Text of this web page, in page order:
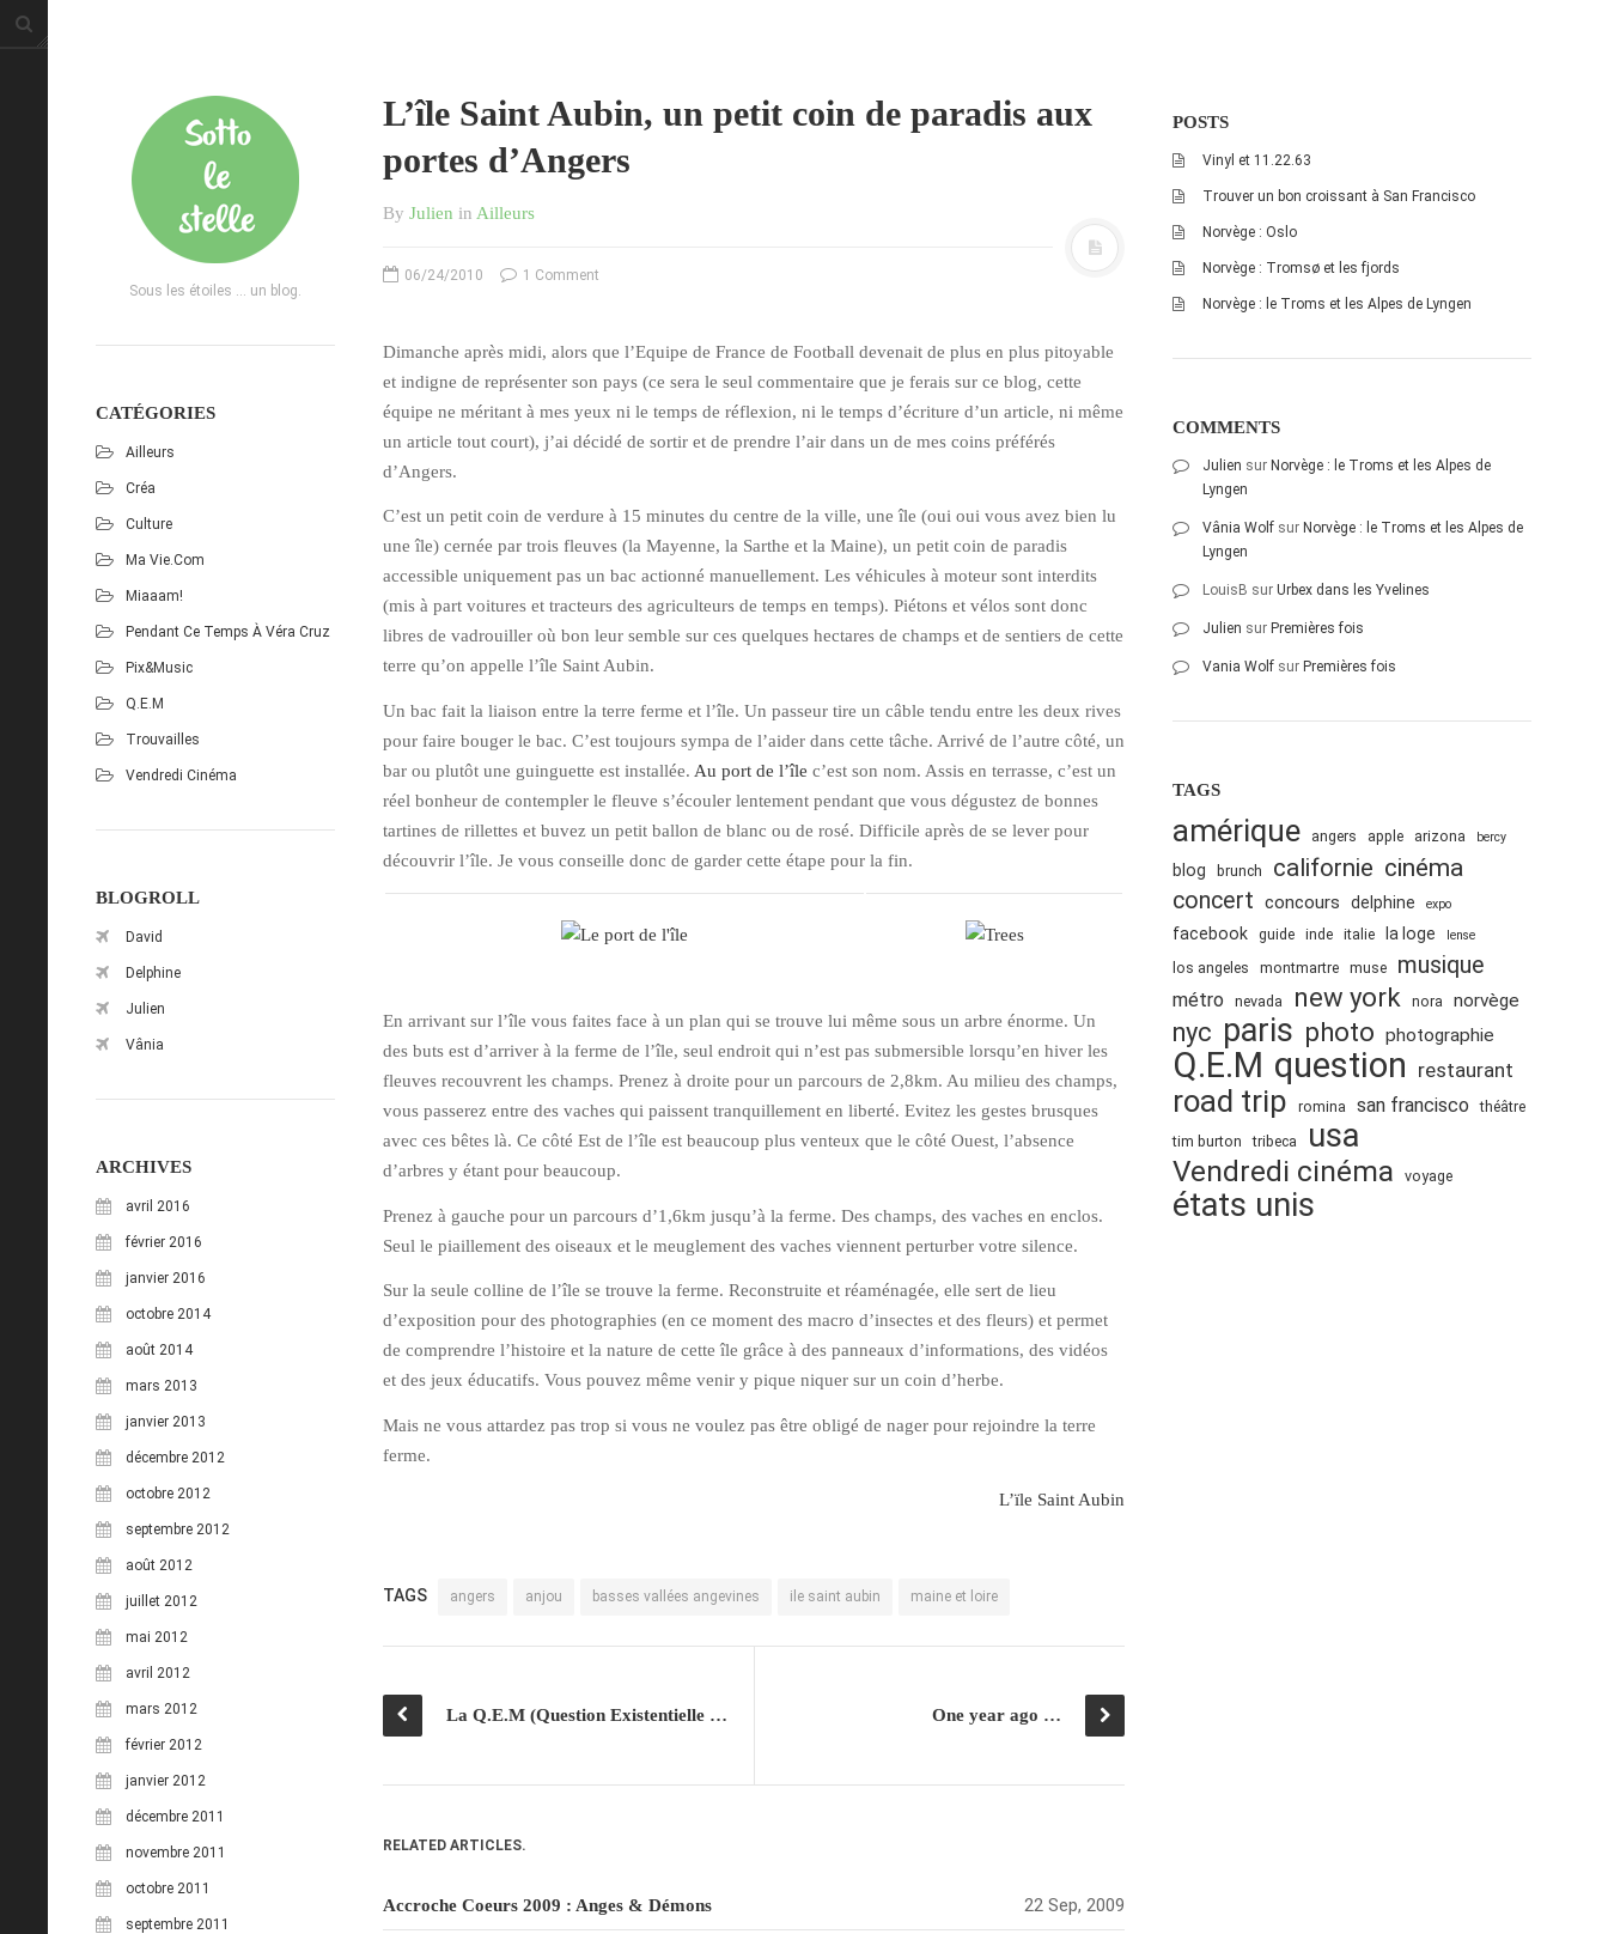
Sous les étoiles ... un blog.
CATÉGORIES
Ailleurs
Créa
Culture
Ma Vie.com
Miaaam!
Pendant Ce Temps À Véra Cruz
Pix&Music
Q.E.M
Trouvailles
Vendredi Cinéma
BLOGROLL
David
Delphine
Julien
Vânia
ARCHIVES
avril 2016
février 2016
janvier 2016
octobre 2014
août 2014
mars 2013
janvier 2013
décembre 2012
octobre 2012
septembre 2012
août 2012
juillet 2012
mai 2012
avril 2012
mars 2012
février 2012
janvier 2012
décembre 2011
novembre 2011
octobre 2011
septembre 2011
L’île Saint Aubin, un petit coin de paradis aux
portes d’Angers
By Julien in Ailleurs
06/24/2010 1 Comment
Dimanche après midi, alors que l’Equipe de France de Football devenait de plus en plus pitoyable
et indigne de représenter son pays (ce sera le seul commentaire que je ferais sur ce blog, cette
équipe ne méritant à mes yeux ni le temps de réflexion, ni le temps d’écriture d’un article, ni même
un article tout court), j’ai décidé de sortir et de prendre l’air dans un de mes coins préférés
d’Angers.
C’est un petit coin de verdure à 15 minutes du centre de la ville, une île (oui oui vous avez bien lu
une île) cernée par trois fleuves (la Mayenne, la Sarthe et la Maine), un petit coin de paradis
accessible uniquement pas un bac actionné manuellement. Les véhicules à moteur sont interdits
(mis à part voitures et tracteurs des agriculteurs de temps en temps). Piétons et vélos sont donc
libres de vadrouiller où bon leur semble sur ces quelques hectares de champs et de sentiers de cette
terre qu’on appelle l’île Saint Aubin.
Un bac fait la liaison entre la terre ferme et l’île. Un passeur tire un câble tendu entre les deux rives
pour faire bouger le bac. C’est toujours sympa de l’aider dans cette tâche. Arrivé de l’autre côté, un
bar ou plutôt une guinguette est installée. Au port de l’île c’est son nom. Assis en terrasse, c’est un
réel bonheur de contempler le fleuve s’écouler lentement pendant que vous dégustez de bonnes
tartines de rillettes et buvez un petit ballon de blanc ou de rosé. Difficile après de se lever pour
découvrir l’île. Je vous conseille donc de garder cette étape pour la fin.
En arrivant sur l’île vous faites face à un plan qui se trouve lui même sous un arbre énorme. Un
des buts est d’arriver à la ferme de l’île, seul endroit qui n’est pas submersible lorsqu’en hiver les
fleuves recouvrent les champs. Prenez à droite pour un parcours de 2,8km. Au milieu des champs,
vous passerez entre des vaches qui paissent tranquillement en liberté. Evitez les gestes brusques
avec ces bêtes là. Ce côté Est de l’île est beaucoup plus venteux que le côté Ouest, l’absence
d’arbres y étant pour beaucoup.
Prenez à gauche pour un parcours d’1,6km jusqu’à la ferme. Des champs, des vaches en enclos.
Seul le piaillement des oiseaux et le meuglement des vaches viennent perturber votre silence.
Sur la seule colline de l’île se trouve la ferme. Reconstruite et réaménagée, elle sert de lieu
d’exposition pour des photographies (en ce moment des macro d’insectes et des fleurs) et permet
de comprendre l’histoire et la nature de cette île grâce à des panneaux d’informations, des vidéos
et des jeux éducatifs. Vous pouvez même venir y pique niquer sur un coin d’herbe.
Mais ne vous attardez pas trop si vous ne voulez pas être obligé de nager pour rejoindre la terre
ferme.
L’ïle Saint Aubin
TAGS angers anjou basses vallées angevines ile saint aubin maine et loire
La Q.E.M (Question Existentielle du Mercredi) One year ago …
RELATED ARTICLES.
Accroche Coeurs 2009 : Anges & Démons 22 Sep, 2009
POSTS
Vinyl et 11.22.63
Trouver un bon croissant à San Francisco
Norvège : Oslo
Norvège : Tromsø et les fjords
Norvège : le Troms et les Alpes de Lyngen
COMMENTS
Julien sur Norvège : le Troms et les Alpes de
Lyngen
Vânia Wolf sur Norvège : le Troms et les Alpes de
Lyngen
LouisB sur Urbex dans les Yvelines
Julien sur Premières fois
Vania Wolf sur Premières fois
TAGS
amérique angers apple arizona bercy
blog brunch californie cinéma
concert concours delphine expo
facebook guide inde italie la loge lense
los angeles montmartre muse musique
métro nevada new york nora norvège
nyc paris photo photographie
Q.E.M question restaurant
road trip romina san francisco théâtre
tim burton
tribeca usa
Vendredi cinéma voyage
états unis